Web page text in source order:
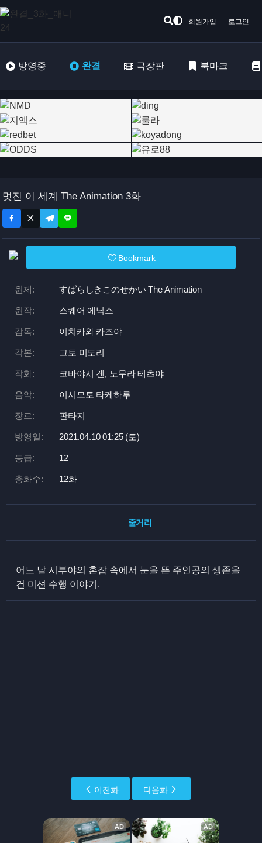
회원가입 로그인
방영중 완결 극장판 북마크
멋진 이 세계 The Animation 3화
Bookmark
원제: すばらしきこのせかい The Animation
원작: 스퀘어 에닉스
감독: 이치카와 카즈야
각본: 고토 미도리
작화: 코바야시 겐, 노무라 테츠야
음악: 이시모토 타케하루
장르: 판타지
방영일: 2021.04.10 01:25 (토)
등급: 12
총화수: 12화
줄거리
어느 날 시부야의 혼잡 속에서 눈을 뜬 주인공의 생존을
건 미션 수행 이야기.
이전화 다음화